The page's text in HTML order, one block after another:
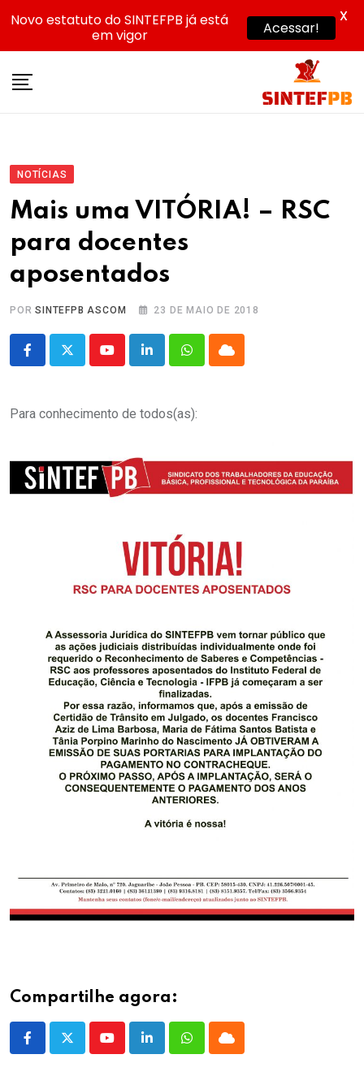
NOTÍCIAS
Mais uma VITÓRIA! – RSC
para docentes
aposentados
PORSINTEFPB ASCOM 23 DE MAIO DE 2018
YoutubeLinkedInWhatsappCloud
Para conhecimento de todos(as):
Compartilhe agora:
YoutubeLinkedInWhatsappCloud
Novo estatuto do SINTEFPB já está
em vigor
Acessar!
X